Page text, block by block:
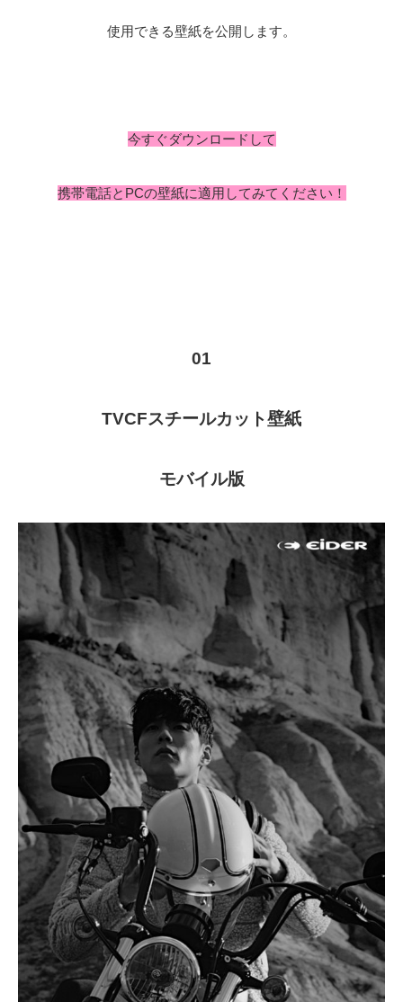
使用できる壁紙を公開します。
今すぐダウンロードして
携帯電話とPCの壁紙に適用してみてください！
01
TVCFスチールカット壁紙
モバイル版